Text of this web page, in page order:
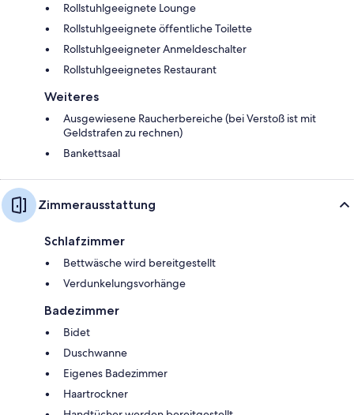
Rollstuhlgeeignete Lounge
Rollstuhlgeeignete öffentliche Toilette
Rollstuhlgeeigneter Anmeldeschalter
Rollstuhlgeeignetes Restaurant
Weiteres
Ausgewiesene Raucherbereiche (bei Verstoß ist mit
Geldstrafen zu rechnen)
Bankettsaal
Zimmerausstattung
Schlafzimmer
Bettwäsche wird bereitgestellt
Verdunkelungsvorhänge
Badezimmer
Bidet
Duschwanne
Eigenes Badezimmer
Haartrockner